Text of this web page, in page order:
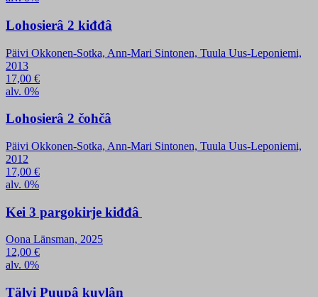
Lohosierâ 2 kiđđâ
Päivi Okkonen-Sotka, Ann-Mari Sintonen, Tuula Uus-Leponiemi,
2013
17,00 €
alv. 0%
Lohosierâ 2 čohčâ
Päivi Okkonen-Sotka, Ann-Mari Sintonen, Tuula Uus-Leponiemi,
2012
17,00 €
alv. 0%
Kei 3 pargokirje kiđđâ
Oona Länsman, 2025
12,00 €
alv. 0%
Tälvi Puupâ kuvlân